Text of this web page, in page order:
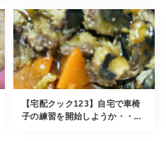
【宅配クック123】自宅で車椅
子の練習を開始しようか・・...